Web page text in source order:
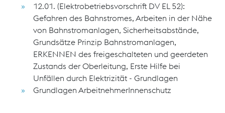
12.01. (Elektrobetriebsvorschrift DV EL 52):
Gefahren des Bahnstromes, Arbeiten in der Nähe
von Bahnstromanlagen, Sicherheitsabstände,
Grundsätze Prinzip Bahnstromanlagen,
ERKENNEN des freigeschalteten und geerdeten
Zustands der Oberleitung, Erste Hilfe bei
Unfällen durch Elektrizität - Grundlagen
Grundlagen ArbeitnehmerInnenschutz